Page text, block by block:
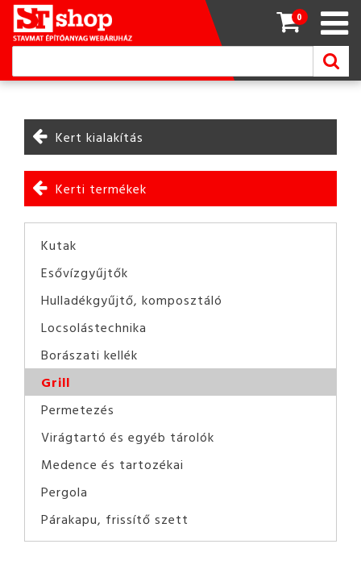
0
Kert kialakítás
Kerti termékek
Kutak
Esővízgyűjtők
Hulladékgyűjtő, komposztáló
Locsolástechnika
Borászati kellék
Grill
Permetezés
Virágtartó és egyéb tárolók
Medence és tartozékai
Pergola
Párakapu, frissítő szett